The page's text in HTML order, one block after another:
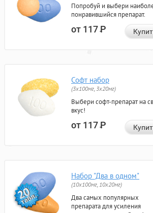
Попробуй и выбери
понравившийся препарат.
от 117Р
Софт набор
(3x100мг, 3x20мг)
Выбери софт-препарат на
вкус!
от 117Р
Набор "Два в одном"
(10x100мг, 10x20мг)
Два самых популярных
препарата для усиления